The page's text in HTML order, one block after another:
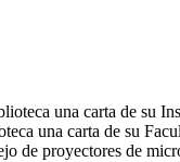
una carta de su
una carta de su
de proyectores de